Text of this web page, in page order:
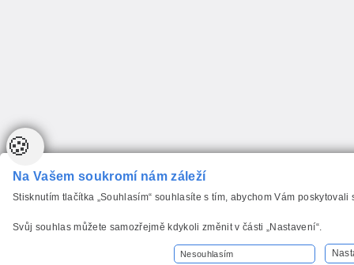
🍪
Na Vašem soukromí nám záleží
Stisknutím tlačítka „Souhlasím“ souhlasíte s tím, abychom Vám
Svůj souhlas můžete samozřejmě kdykoli změnit v části „Nastavení“.
Nesouhlasím